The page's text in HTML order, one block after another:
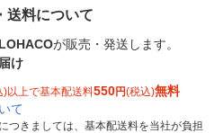
送料について
LOHACOが販売・発送します。
け
)以上で基本配送料550円(税込)無料
て
つきましては、基本配送料を当社が負担